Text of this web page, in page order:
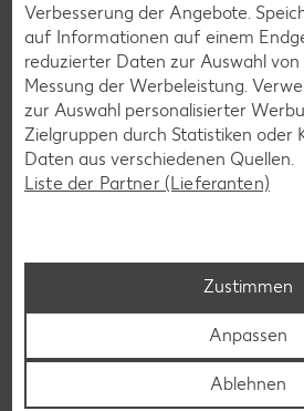
Zurück zu allen
Verbesserung der Angebote.
auf Informationen auf einem
reduzierter Daten zur Auswahl von
Messung der Werbeleistung.
zur Auswahl personalisierter
Zielgruppen durch Statistiken oder
Daten aus verschiedenen Quellen.
Liste der Partner (Lieferanten)
Zustimmen
Anpassen
Ablehnen